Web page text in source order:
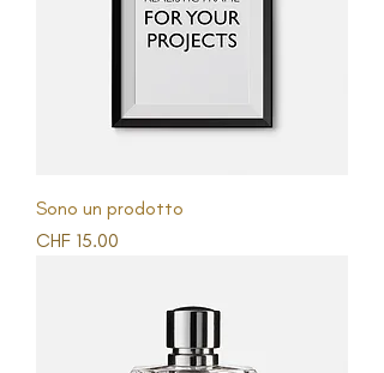
Sono un prodotto
Prezzo
CHF 15.00